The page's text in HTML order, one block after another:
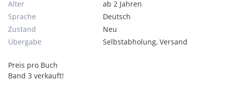
Alter
ab 2 Jahren
Sprache
Deutsch
Zustand
Neu
Übergabe
Selbstabholung, Versand
Preis pro Buch
Band 3 verkauft!